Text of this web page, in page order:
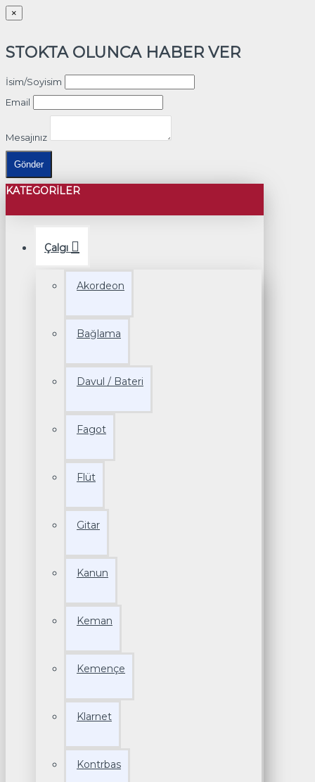
×
STOKTA OLUNCA HABER VER
İsim/Soyisim
Email
Mesajınız
Gönder
KATEGORILER
Çalgı
Akordeon
Bağlama
Davul / Bateri
Fagot
Flüt
Gitar
Kanun
Keman
Kemençe
Klarnet
Kontrbas